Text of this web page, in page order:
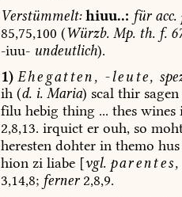
Verstümmelt: hiuu..: füracc.
85,75,100 (Würzb.Mp.th.f.
-iuu- undeutlich).
1) Ehegatten, -leute,
ih(d.i. Maria) scalthirsagen
filuhebig thing ... theswines
2,8,13. irquicterouh,so
herestendohterinthemo hus
hionzi liabe[vgl. parentes,
3,14,8; ferner2,8,9.